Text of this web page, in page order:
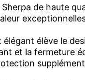
de haute
élève le
et la fermeture